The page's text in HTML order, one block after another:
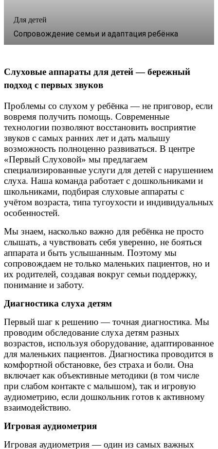
Для детей
Сопровождение семьи и адаптация ребёнка
Слуховые аппараты для детей — бережный
подход с первых звуков
Проблемы со слухом у ребёнка — не приговор, если
вовремя получить помощь. Современные
технологии позволяют восстановить восприятие
звуков с самых ранних лет и дать малышу
возможность полноценно развиваться. В центре
«Первый Слуховой» мы предлагаем
специализированные услуги для детей с нарушением
слуха. Наша команда работает с дошкольниками и
школьниками, подбирая слуховые аппараты с
учётом возраста, типа тугоухости и индивидуальных
особенностей.
Мы знаем, насколько важно для ребёнка не просто
слышать, а чувствовать себя уверенно, не бояться
аппарата и быть услышанным. Поэтому мы
сопровождаем не только маленьких пациентов, но и
их родителей, создавая вокруг семьи поддержку,
понимание и заботу.
Диагностика слуха детям
Первый шаг к решению — точная диагностика. Мы
проводим обследование слуха детям разных
возрастов, используя оборудование, адаптированное
для маленьких пациентов. Диагностика проводится в
комфортной обстановке, без страха и боли. Она
включает как объективные методики (в том числе
при слабом контакте с малышом), так и игровую
аудиометрию, если дошкольник готов к активному
взаимодействию.
Игровая аудиометрия
Игровая аудиометрия — один из самых важных